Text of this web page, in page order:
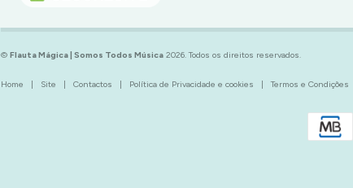
© Flauta Mágica | Somos Todos Música 2026. Todos os direitos reservados.
Home | Site | Contactos | Política de Privacidade e cookies | Termos e Condições